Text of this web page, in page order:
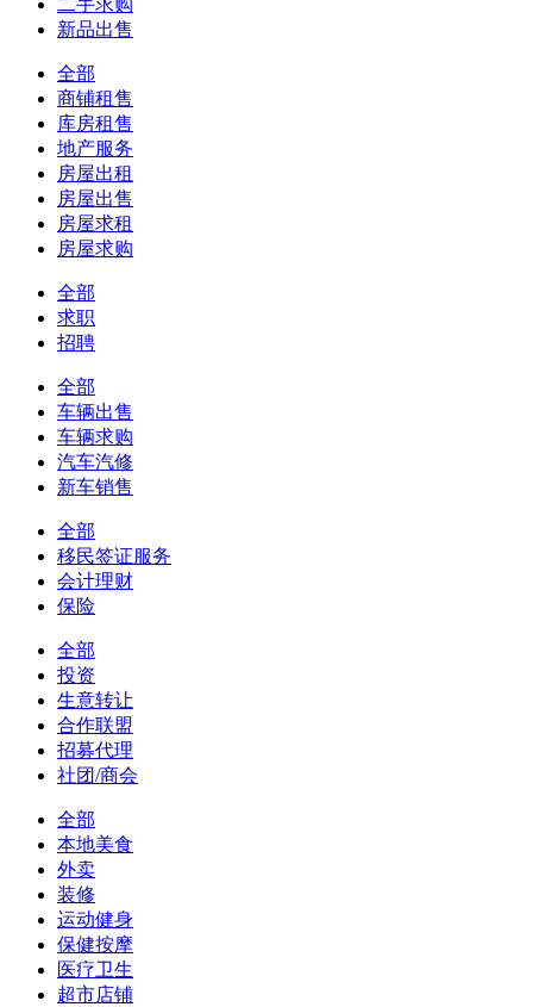
二手求购
新品出售
全部
商铺租售
库房租售
地产服务
房屋出租
房屋出售
房屋求租
房屋求购
全部
求职
招聘
全部
车辆出售
车辆求购
汽车汽修
新车销售
全部
移民签证服务
会计理财
保险
全部
投资
生意转让
合作联盟
招募代理
社团/商会
全部
本地美食
外卖
装修
运动健身
保健按摩
医疗卫生
超市店铺